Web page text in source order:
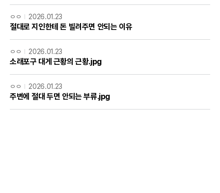
ㅇㅇ 2026.01.23
절대로 지인한테 돈 빌려주면 안되는 이유
ㅇㅇ 2026.01.23
소래포구 대게 근황의 근황.jpg
ㅇㅇ 2026.01.23
주변에 절대 두면 안되는 부류.jpg